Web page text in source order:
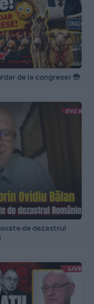
de la congrese! 😳
de dezastrul